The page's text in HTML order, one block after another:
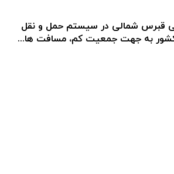
قبرس شمالی در سیستم حمل و نقل
به جهت جمعیت کم، مسافت ها...